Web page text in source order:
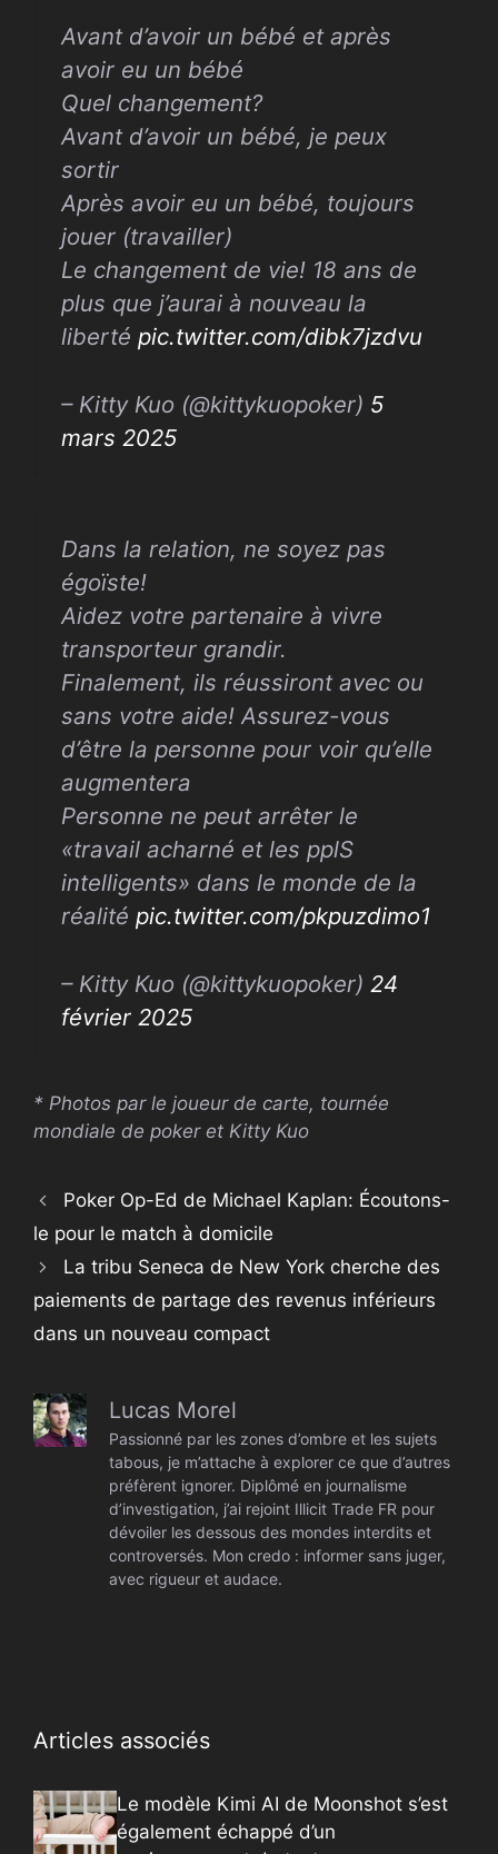
Avant d’avoir un bébé et après
avoir eu un bébé
Quel changement?
Avant d’avoir un bébé, je peux
sortir
Après avoir eu un bébé, toujours
jouer (travailler)
Le changement de vie! 18 ans de
plus que j’aurai à nouveau la
liberté pic.twitter.com/dibk7jzdvu
– Kitty Kuo (@kittykuopoker) 5
mars 2025
Dans la relation, ne soyez pas
égoïste!
Aidez votre partenaire à vivre
transporteur grandir.
Finalement, ils réussiront avec ou
sans votre aide! Assurez-vous
d’être la personne pour voir qu’elle
augmentera
Personne ne peut arrêter le
«travail acharné et les pplS
intelligents» dans le monde de la
réalité pic.twitter.com/pkpuzdimo1
– Kitty Kuo (@kittykuopoker) 24
février 2025
* Photos par le joueur de carte, tournée
mondiale de poker et Kitty Kuo
Poker Op-Ed de Michael Kaplan: Écoutons-
le pour le match à domicile
La tribu Seneca de New York cherche des
paiements de partage des revenus inférieurs
dans un nouveau compact
Lucas Morel
Passionné par les zones d’ombre et les sujets
tabous, je m’attache à explorer ce que d’autres
préfèrent ignorer. Diplômé en journalisme
d’investigation, j’ai rejoint Illicit Trade FR pour
dévoiler les dessous des mondes interdits et
controversés. Mon credo : informer sans juger,
avec rigueur et audace.
Articles associés
Le modèle Kimi AI de Moonshot s’est
également échappé d’un